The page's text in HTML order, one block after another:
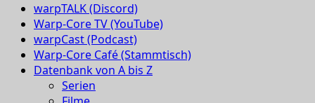
warpTALK (Discord)
Warp-Core TV (YouTube)
warpCast (Podcast)
Warp-Core Café (Stammtisch)
Datenbank von A bis Z
Serien